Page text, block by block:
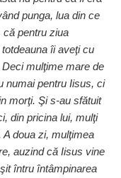
punga, lua din ce
că pentru ziua
îi aveţi cu
mulţime mare de
numai pentru Iisus, ci
morţi. Şi s-au sfătuit
din pricina lui, mulţi
doua zi, mulţimea
auzind că Iisus vine
întru întâmpinarea